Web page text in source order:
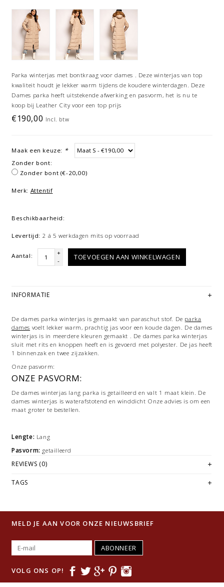
Parka winterjas met bontkraag voor dames . Deze winterjas van top
kwaliteit houdt je lekker warm tijdens de koudere winterdagen. Deze
Dames parka heeft uitstekende afwerking en pasvorm, het is nu te
koop bij Leather City voor een top prijs
€190,00 Incl. btw
Maak een keuze: *
Zonder bont:
Zonder bont (€-20,00)
Merk: Attentif
Beschikbaarheid:
Levertijd: 2 á 5 werkdagen mits op voorraad
Aantal:
+
-
TOEVOEGEN AAN WINKELWAGEN
INFORMATIE
De dames parka winterjas is gemaakt van paraschut stof. De parka
dames voelt lekker warm, prachtig jas voor een koude dagen. De dames
winterjas is in meerdere kleuren gemaakt . De dames parka winterjas
sluit met rits en knoppen heeft en is gevoerd met polyester. De jas heeft
1 binnenzak en twee zijzakken.
Onze pasvorm:
ONZE PASVORM:
De dames winterjas lang parka is getailleerd en valt 1 maat klein. De
dames winterjas is waterafstotend en winddicht Onze advies is om een
maat groter te bestellen.
Lengte: Lang
Pasvorm: getailleerd
Sluiting:Rits
REVIEWS (0)
TAGS
MELD JE AAN VOOR ONZE NIEUWSBRIEF
ABONNEER
VOLG ONS OP!